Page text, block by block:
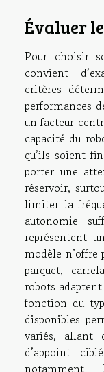
Évaluer
Pour choisir
convient
critères
performances
un facteur
capacité du
qu’ils soient
porter une
réservoir,
limiter la
autonomie
représentent
modèle n’offre
parquet,
robots
fonction du
disponibles
variés, allant
d’appoint